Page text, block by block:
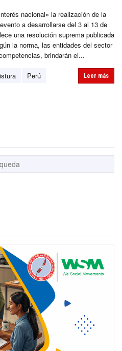
nacional» la realización de la
a desarrollarse del 3 al 13 de
una resolución suprema publicada
la norma, las entidades del sector
brindarán el...
Perú Leer más